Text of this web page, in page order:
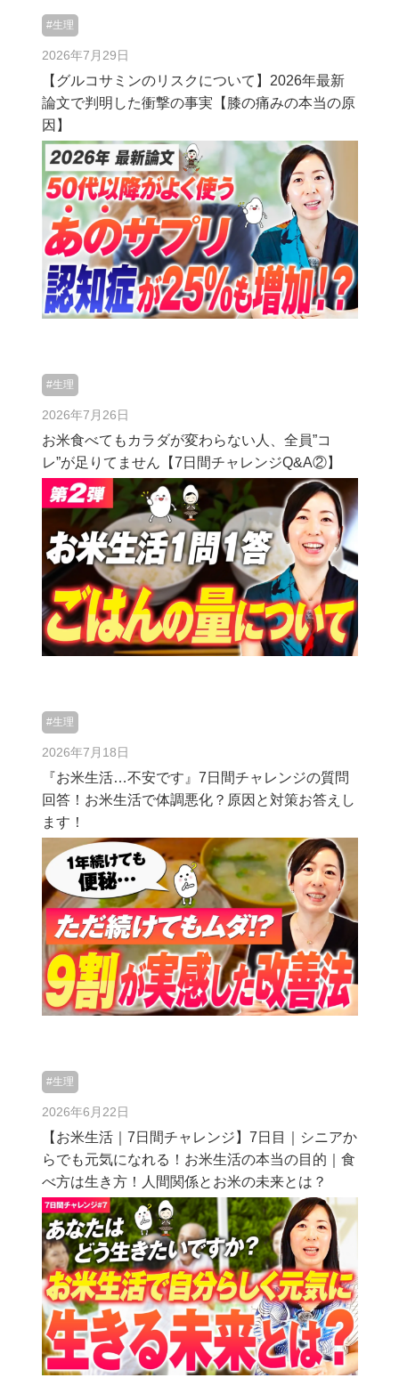
#生理
2026年7月29日
【グルコサミンのリスクについて】2026年最新
論文で判明した衝撃の事実【膝の痛みの本当の原
因】
#生理
2026年7月26日
お米食べてもカラダが変わらない人、全員”コ
レ”が足りてません【7日間チャレンジQ&A②】
#生理
2026年7月18日
『お米生活…不安です』7日間チャレンジの質問
回答！お米生活で体調悪化？原因と対策お答えし
ます！
#生理
2026年6月22日
【お米生活｜7日間チャレンジ】7日目｜シニアか
らでも元気になれる！お米生活の本当の目的｜食
べ方は生き方！人間関係とお米の未来とは？